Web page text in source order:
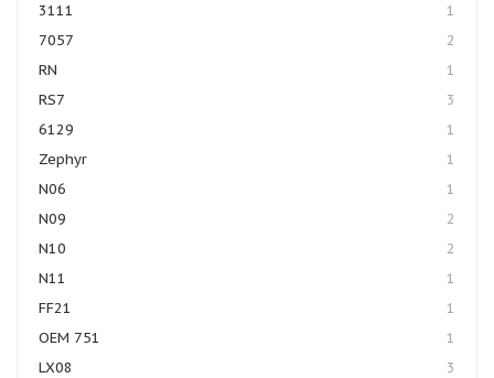
3111
1
7057
2
RN
1
RS7
3
6129
1
Zephyr
1
N06
1
N09
2
N10
2
N11
1
FF21
1
OEM 751
1
LX08
3